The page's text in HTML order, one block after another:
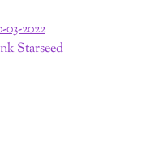
2022
Starseed